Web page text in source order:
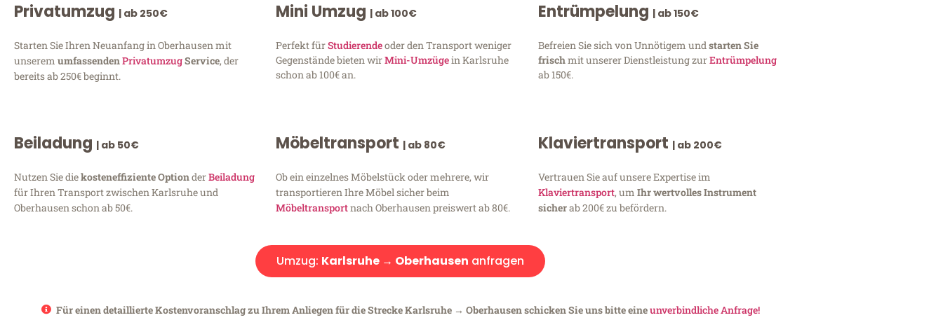
Privatumzug | ab 250€
Starten Sie Ihren Neuanfang in Oberhausen mit
unserem umfassendenPrivatumzugService, der
bereits ab 250€ beginnt.
Mini Umzug | ab 100€
Perfekt fürStudierendeoder den Transport weniger
Gegenstände bieten wirMini-Umzügein Karlsruhe
schon ab 100€ an.
Entrümpelung | ab 150€
Befreien Sie sich von Unnötigem undstarten Sie
frischmit unserer Dienstleistung zurEntrümpelung
ab 150€.
Beiladung | ab 50€
Nutzen Sie diekosteneffiziente OptionderBeiladung
für Ihren Transport zwischen Karlsruhe und
Oberhausen schon ab 50€.
Möbeltransport | ab 80€
Ob ein einzelnes Möbelstück oder mehrere, wir
transportieren Ihre Möbel sicher beim
Möbeltransportnach Oberhausen preiswert ab 80€.
Klaviertransport | ab 200€
Vertrauen Sie auf unsere Expertise im
Klaviertransport, um Ihr wertvolles Instrument
sicherab 200€ zu befördern.
Umzug: Karlsruhe → Oberhausen anfragen
Für einen detaillierte Kostenvoranschlag zu Ihrem Anliegen für die Strecke Karlsruhe → Oberhausen schicken Sie uns bitte eineunverbindliche Anfrage!